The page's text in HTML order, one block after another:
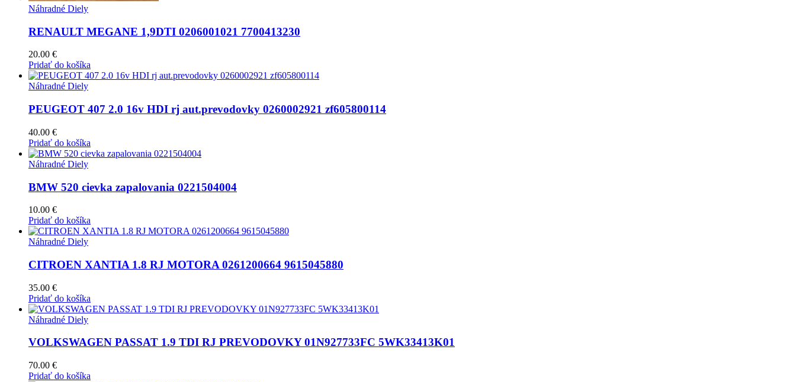
Náhradné Diely
RENAULT MEGANE 1,9DTI 0206001021 7700413230
20.00 €
Pridať do košíka
Náhradné Diely
PEUGEOT 407 2.0 16v HDI rj aut.prevodovky 0260002921 zf605800114
40.00 €
Pridať do košíka
Náhradné Diely
BMW 520 cievka zapalovania 0221504004
10.00 €
Pridať do košíka
Náhradné Diely
CITROEN XANTIA 1.8 RJ MOTORA 0261200664 9615045880
35.00 €
Pridať do košíka
Náhradné Diely
VOLKSWAGEN PASSAT 1.9 TDI RJ PREVODOVKY 01N927733FC 5WK33413K01
70.00 €
Pridať do košíka